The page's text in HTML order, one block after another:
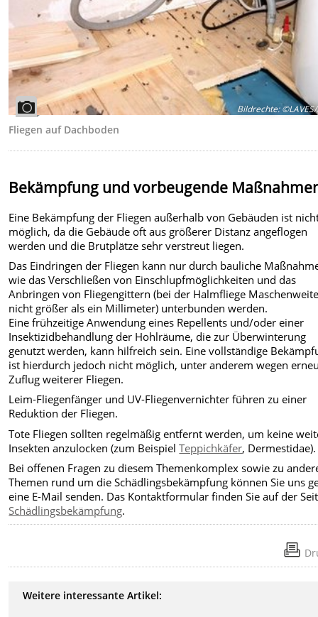
Bildrechte:©LAVES/
Fliegen auf Dachboden
Bekämpfung und vorbeugende
Eine Bekämpfung der Fliegen außerhalb von Gebäuden ist
möglich, da die Gebäude oft aus größerer Distanz angeflogen
werden und die Brutplätze sehr verstreut liegen.
Das Eindringen der Fliegen kann nur durch bauliche
wie das Verschließen von Einschlupfmöglichkeiten und das
Anbringen von Fliegengittern (bei der Halmfliege
nicht größer als ein Millimeter) unterbunden werden.
Eine frühzeitige Anwendung eines Repellents und/oder einer
Insektizidbehandlung der Hohlräume, die zur Überwinterung
genutzt werden, kann hilfreich sein. Eine vollständige
ist hierdurch jedoch nicht möglich, unter anderem wegen
Zuflug weiterer Fliegen.
Leim-Fliegenfänger und UV-Fliegenvernichter führen zu einer
Reduktion der Fliegen.
Tote Fliegen sollten regelmäßig entfernt werden, um keine
Insekten anzulocken (zum BeispielTeppichkäfer, Dermestidae).
Bei offenen Fragen zu diesem Themenkomplex sowie zu
Themen rund um die Schädlingsbekämpfung können Sie uns
eine E-Mail senden. Das Kontaktformular finden Sie auf der
Schädlingsbekämpfung.
Weitere interessante Artikel: